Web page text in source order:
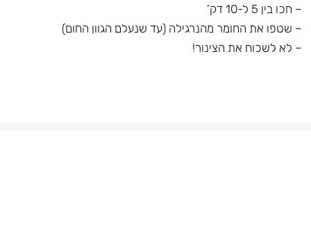
– חכו בין 5 ל-10 דק’
– שטפו את החומר מהנרגילה (עד שנעלם הגוון החום)
– לא לשכוח את הצינור!